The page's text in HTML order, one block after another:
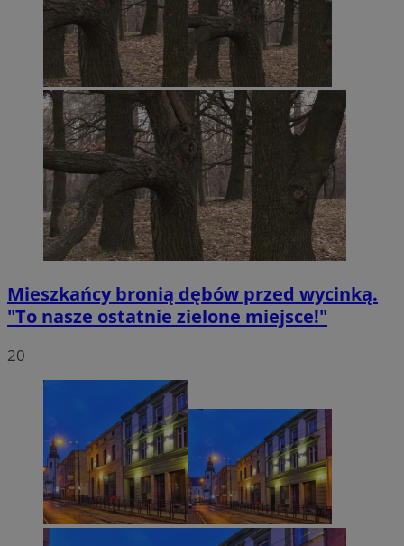
Mieszkańcy bronią dębów przed wycinką.
"To nasze ostatnie zielone miejsce!"
20